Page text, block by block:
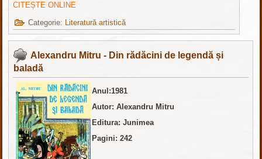
CITEȘTE ONLINE
Categorie:
Literatură artistică
Alexandru Mitru - Din rădăcini de legendă și
baladă
Anul:1981
Autor: Alexandru Mitru
Editura: Junimea
Pagini: 242